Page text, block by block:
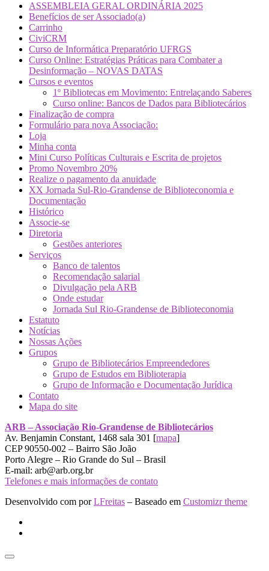
ASSEMBLEIA GERAL ORDINÁRIA 2025
Benefícios de ser Associado(a)
Carrinho
CiviCRM
Curso de Informática Preparatório UFRGS
Curso Online: Estratégias Práticas para Combater a
Desinformação – NOVAS DATAS
Cursos e eventos
1º Bibliotecas em Movimento: Entrelaçando Saberes
Curso online: Bancos de Dados para Bibliotecários
Finalização de compra
Formulário para nova Associação:
Loja
Minha conta
Mini Curso Políticas Culturais e Escrita de projetos
Promo Novembro 20%
Realize o pagamento da anuidade
XX Jornada Sul-Rio-Grandense de Biblioteconomia e
Documentação
Histórico
Associe-se
Diretoria
Gestões anteriores
Serviços
Banco de talentos
Recomendação salarial
Divulgação pela ARB
Onde estudar
Jornada Sul Rio-Grandense de Biblioteconomia
Estatuto
Notícias
Nossas Ações
Grupos
Grupo de Bibliotecários Empreendedores
Grupo de Estudos em Biblioterapia
Grupo de Informação e Documentação Jurídica
Contato
Mapa do site
ARB – Associação Rio-Grandense de Bibliotecários
Av. Benjamin Constant, 1468 sala 301 [mapa]
CEP 90550-002 – Bairro São João
Porto Alegre – Rio Grande do Sul – Brasil
E-mail: arb@arb.org.br
Telefones e mais informações de contato
Desenvolvido com porLFreitas – Baseado em Customizr theme